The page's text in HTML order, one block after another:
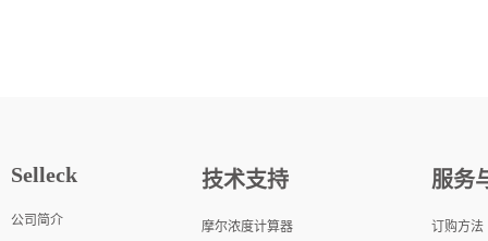
Selleck
公司简介
技术支持
摩尔浓度计算器
服务
订购方法